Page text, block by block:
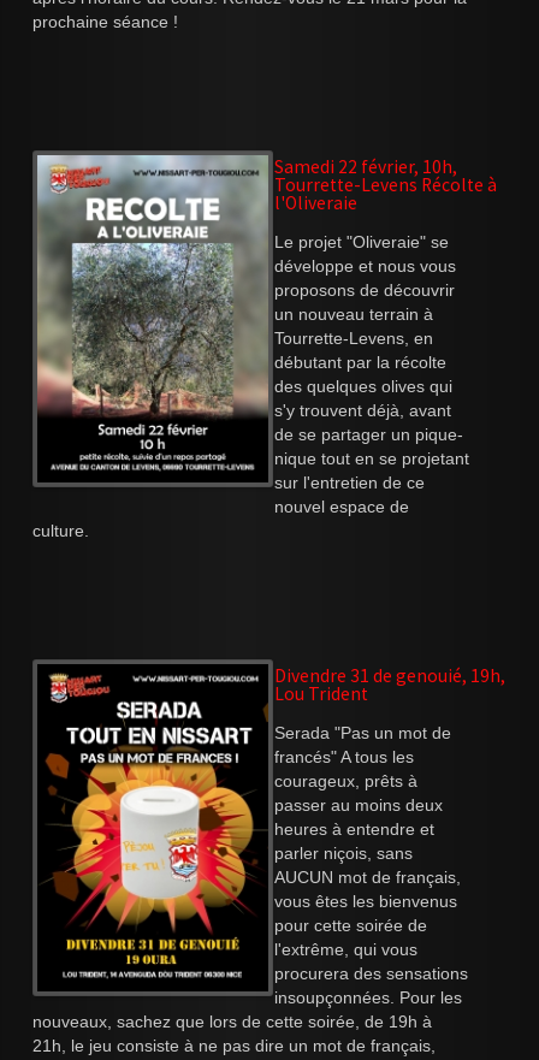
prochaine séance !
Samedi 22 février, 10h,
Tourrette-Levens Récolte à
l'Oliveraie
Le projet "Oliveraie" se
développe et nous vous
proposons de découvrir
un nouveau terrain à
Tourrette-Levens, en
débutant par la récolte
des quelques olives qui
s'y trouvent déjà, avant
de se partager un pique-
nique tout en se projetant
sur l'entretien de ce
nouvel espace de
culture.
Divendre 31 de genouié, 19h,
Lou Trident
Serada "Pas un mot de
francés" A tous les
courageux, prêts à
passer au moins deux
heures à entendre et
parler niçois, sans
AUCUN mot de français,
vous êtes les bienvenus
pour cette soirée de
l'extrême, qui vous
procurera des sensations
insoupçonnées. Pour les
nouveaux, sachez que lors de cette soirée, de 19h à
21h, le jeu consiste à ne pas dire un mot de français,